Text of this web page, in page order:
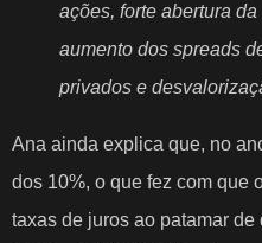
ações, forte abertura
aumento dos spreads
privados e
Ana ainda explica que, no
dos 10%, o que fez com que
taxas de juros ao patamar